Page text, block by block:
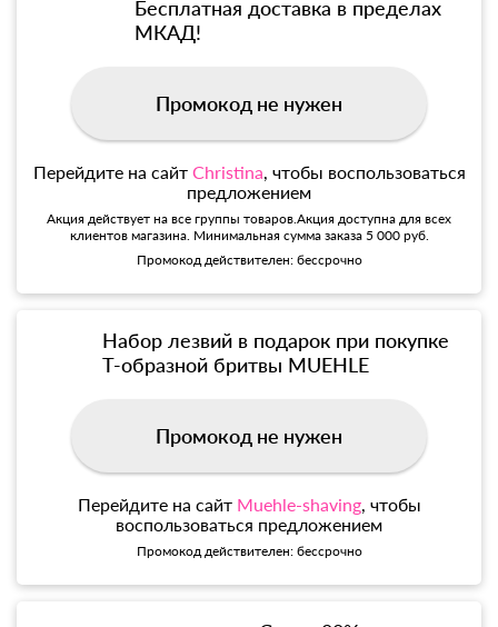
Бесплатная доставка в пределах
МКАД!
Промокод не нужен
Перейдите на сайт Christina , чтобы воспользоваться
предложением
Акция действует на все группы товаров.Акция доступна для всех
клиентов магазина. Минимальная сумма заказа 5 000 руб.
Промокод действителен: бессрочно
Набор лезвий в подарок при покупке
Т-образной бритвы MUEHLE
Промокод не нужен
Перейдите на сайт Muehle-shaving, чтобы
воспользоваться предложением
Промокод действителен: бессрочно